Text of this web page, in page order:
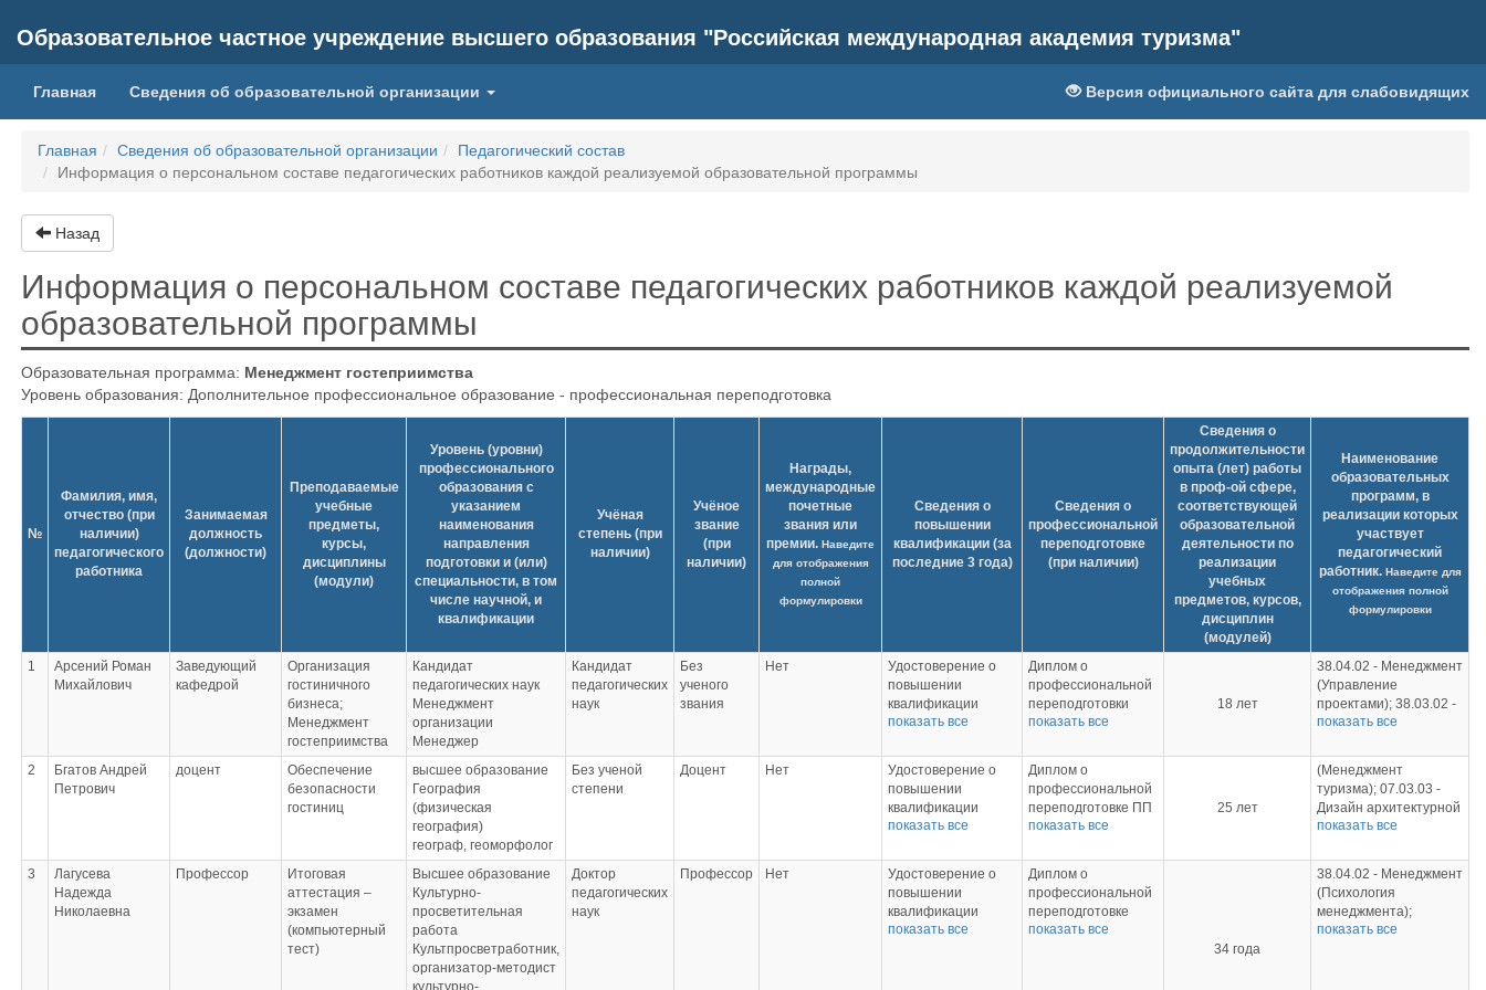
Образовательное частное учреждение высшего образования "Российская международная академия туризма"
Главная(current)Сведения об образовательной организации Версия официального сайта для слабовидящих
Главная Сведения об образовательной организации
Педагогический состав
Информация о персональном составе педагогических работников каждой реализуемой образовательной программы
Назад
Информация о персональном составе педагогических работников каждой реализуемой
образовательной программы
Образовательная программа: Менеджмент гостеприимства
Уровень образования: Дополнительное профессиональное образование - профессиональная переподготовка
№
Фамилия, имя,
отчество (при
наличии)
педагогического
работника
Занимаемая
должность
(должности)
Преподаваемые
учебные
предметы,
курсы,
дисциплины
(модули)
Уровень (уровни)
профессионального
образования с
указанием
наименования
направления
подготовки и (или)
специальности, в том
числе научной, и
квалификации
Учёная
степень (при
наличии)
Учёное
звание
(при
наличии)
Награды,
международные
почетные
звания или
премии. Наведите
для отображения
полной
формулировки
Сведения о
повышении
квалификации (за
последние 3 года)
Сведения о
профессиональной
переподготовке
(при наличии)
Сведения о
продолжительности
опыта (лет) работы
в проф-ой сфере,
соответствующей
образовательной
деятельности по
реализации
учебных
предметов, курсов,
дисциплин
(модулей)
Наименование
образовательных
программ, в
реализации которых
участвует
педагогический
работник. Наведите для
отображения полной
формулировки
1
Арсений Роман
Михайлович
Заведующий
кафедрой
Организация
гостиничного
бизнеса;
Менеджмент
гостеприимства
Кандидат
педагогических наук
Менеджмент
организации
Менеджер
Кандидат
педагогических
наук
Без
ученого
звания
Нет
Удостоверение о
повышении
квалификации
серия ПК №
05.04.2019 "Работа
преподавателя в
электронной
информационно-
часов, РМАТ.
Удостоверение о
повышении
квалификации по
показать все
Диплом о
профессиональной
переподготовки
серия ПП №
22.06.2018,
"Менеджмент
гостеприимства",
288 часов, РМАТ.
переподготовке ПП
№0070063 от
29.12.2017, "Теория
и методика
показать все
18 лет
38.04.02 - Менеджмент
(Управление
проектами); 38.03.02 -
Менеджмент
менеджмент в
туризме); 38.04.02 -
Менеджмент
(Управление
и индустрии
гостеприимства);
38.03.03 - Управление
персоналом
показать все
2
Бгатов Андрей
Петрович
доцент
Обеспечение
безопасности
гостиниц
высшее образование
География
(физическая
география)
географ, геоморфолог
Без ученой
степени
Доцент Нет
Удостоверение о
повышении
квалификации
№363102805292 от
"Инновационные
педагогические
технологии в
условиях
показать все
Диплом о
профессиональной
переподготовке ПП
№0070064 от
и методика
профессионального
образования в
сфере туризма и
показать все
25 лет
(Менеджмент
туризма); 07.03.03 -
Дизайн архитектурной
среды (Дизайн
38.03.02 - Менеджмент
(Международный
менеджмент в
туризме); 38.03.03 -
показать все
3
Лагусева
Надежда
Николаевна
Профессор
Итоговая
аттестация –
экзамен
(компьютерный
тест)
Высшее образование
Культурно-
просветительная
работа
Культпросветработник,
организатор-методист
культурно-
Доктор
педагогических
наук
Профессор Нет
Удостоверение о
повышении
квалификации
серия ПК
показать все
Диплом о
профессиональной
переподготовке
серия ПП-I №
показать все
34 года
38.04.02 - Менеджмент
(Психология
менеджмента);
38.04.02 - Менеджмент
показать все